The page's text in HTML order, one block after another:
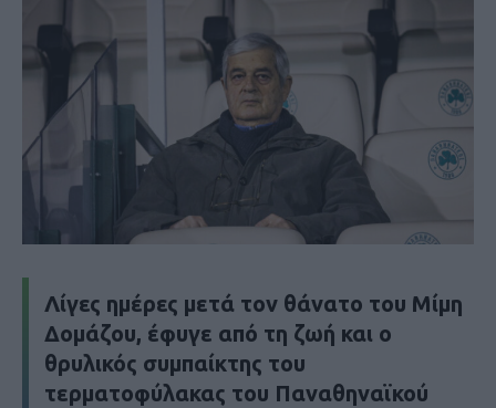
Λίγες ημέρες μετά τον θάνατο του Μίμη
Δομάζου, έφυγε από τη ζωή και ο
θρυλικός συμπαίκτης του
τερματοφύλακας του Παναθηναϊκού